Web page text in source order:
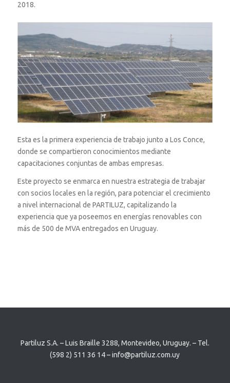
2018.
Esta es la primera experiencia de trabajo junto a Los Conce​,
donde se compartieron conocimientos mediante
capacitaciones conjuntas de ambas empresas.​
Este proyecto se enmarca en nuestra estrategia de trabajar
con socios locales en la región, para potenciar el crecimiento
a nivel internacional de PARTILUZ, capitalizando la
experiencia que ya poseemos en energías renovables con
más de 500 de MVA entregados en Uruguay.
Partiluz S.A. – Luis Braille 3288, Montevideo, Uruguay. – Tel.
(598 2) 511 36 14 – info@partiluz.com.uy